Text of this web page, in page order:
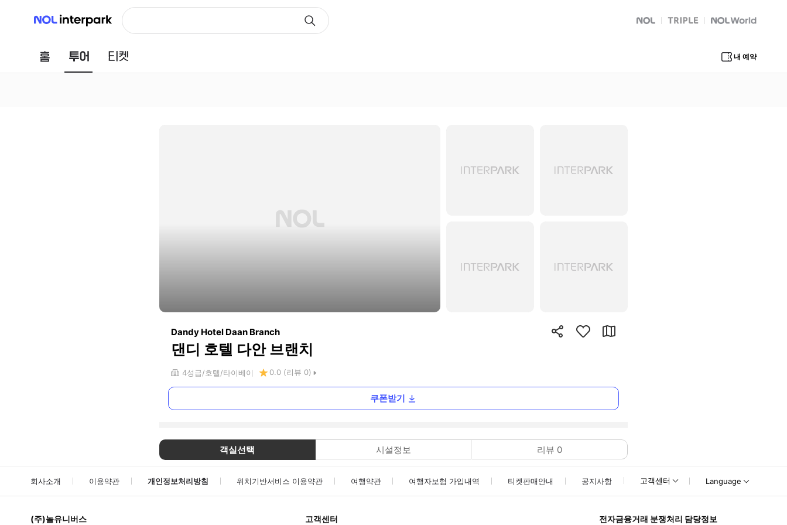
NOL 인터파크
NOL
트리플 Global Interpark
홈 투어 내 예약
Dandy Hotel Daan Branch
댄디 호텔 다안 브랜치
4성급 호텔 타이베이 0.0 (리뷰 0)
쿠폰받기
객실선택 시설정보 리뷰 0
회사소개 이용약관 개인정보처리방침 위치기반서비스 이용약관 여행약관 여행자보험 가입내역 티켓판매안내 공지사항 고객센터 Language
(주)놀유니버스 고객센터 전자금융거래 분쟁처리 담당정보